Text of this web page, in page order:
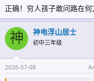
正确！穷人孩子敢问路在何
神 神电浮山居士
初中三年级
2026-07-08